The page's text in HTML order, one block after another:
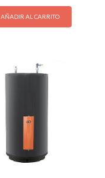
AÑADIR AL CARRITO